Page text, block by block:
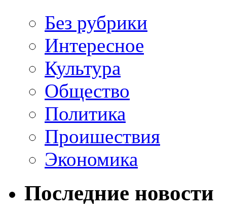
Без рубрики
Интересное
Культура
Общество
Политика
Проишествия
Экономика
Последние новости